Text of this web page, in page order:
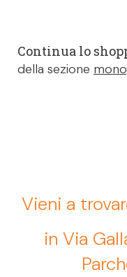
Continua lo
della sezione
Vieni a
in Via